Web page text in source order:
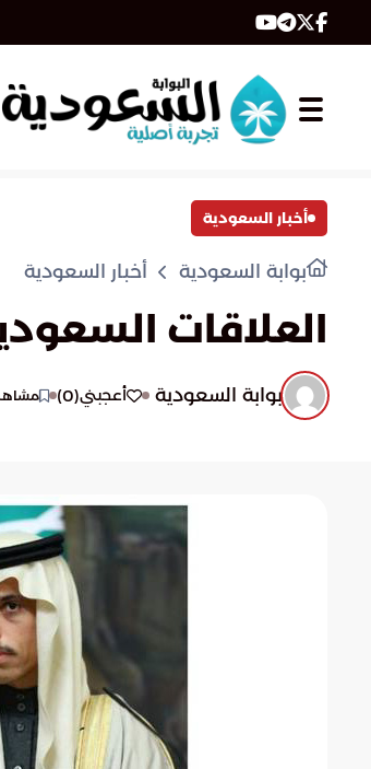
أخبار السعودية
بوابة السعودية أخبار السعودية
العلاقات
بوابة السعودية أعجبني(
0
)